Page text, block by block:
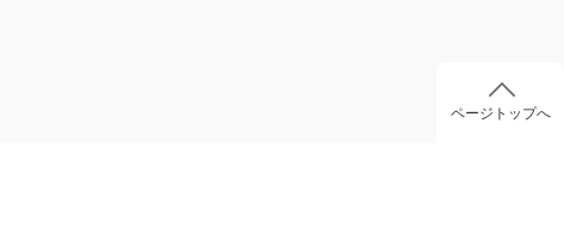
ページトップへ